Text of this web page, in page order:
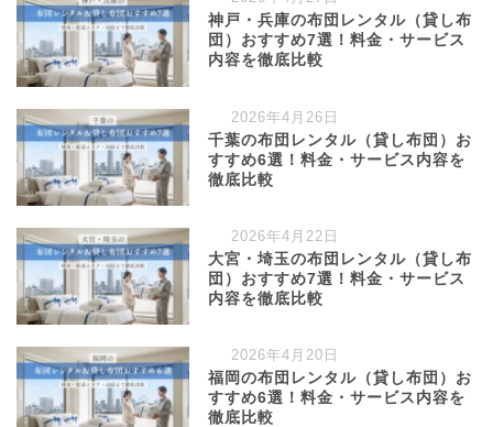
神戸・兵庫の布団レンタル（貸し布
団）おすすめ7選！料金・サービス
内容を徹底比較
2026年4月26日
千葉の布団レンタル（貸し布団）お
すすめ6選！料金・サービス内容を
徹底比較
2026年4月22日
大宮・埼玉の布団レンタル（貸し布
団）おすすめ7選！料金・サービス
内容を徹底比較
2026年4月20日
福岡の布団レンタル（貸し布団）お
すすめ6選！料金・サービス内容を
徹底比較